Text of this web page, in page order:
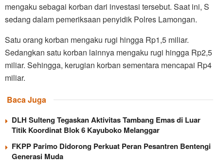
mengaku sebagai korban dari investasi tersebut. Saat ini, S
sedang dalam pemeriksaan penyidik Polres Lamongan.
Satu orang korban mengaku rugi hingga Rp1,5 miliar.
Sedangkan satu korban lainnya mengaku rugi hingga Rp2,5
miliar. Sehingga, kerugian korban sementara mencapai Rp4
miliar.
Baca Juga
DLH Sulteng Tegaskan Aktivitas Tambang Emas di Luar
Titik Koordinat Blok 6 Kayuboko Melanggar
FKPP Parimo Didorong Perkuat Peran Pesantren Bentengi
Generasi Muda